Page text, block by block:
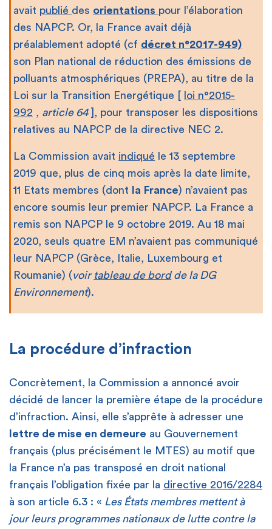
avait publié des orientations pour l’élaboration
des NAPCP. Or, la France avait déjà
préalablement adopté (cf décret n°2017-949)
son Plan national de réduction des émissions de
polluants atmosphériques (PREPA), au titre de la
Loi sur la Transition Energétique [
loi n°2015-
992 , article 64], pour transposer les dispositions
relatives au NAPCP de la directive NEC 2.
La Commission avait indiqué le 13 septembre
2019 que, plus de cinq mois après la date limite,
11 Etats membres (dont
la France) n’avaient pas
encore soumis leur premier NAPCP. La France a
remis son NAPCP le 9 octobre 2019. Au 18 mai
2020, seuls quatre EM n’avaient pas communiqué
leur NAPCP (Grèce, Italie, Luxembourg et
Roumanie) (voir tableau de bordde la DG
Environnement).
La procédure d’infraction
Concrètement, la Commission a annoncé avoir
décidé de lancer la première étape de la procédure
d’infraction. Ainsi, elle s’apprête à adresser une
lettre de mise en demeure au Gouvernement
français (plus précisément le MTES) au motif que
la France n’a pas transposé en droit national
français l’obligation fixée par la directive 2016/2284
à son article 6.3 : « Les États membres mettent à
jour leurs programmes nationaux de lutte contre la